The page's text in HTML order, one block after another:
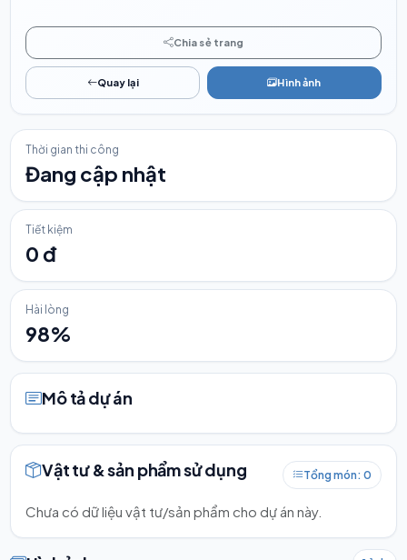
Chia sẻ trang
Quay lại Hình ảnh
Thời gian thi công
Đang cập nhật
Tiết kiệm
0 đ
Hài lòng
98%
Mô tả dự án
Vật tư & sản phẩm sử dụng Tổng món: 0
Chưa có dữ liệu vật tư/sản phẩm cho dự án này.